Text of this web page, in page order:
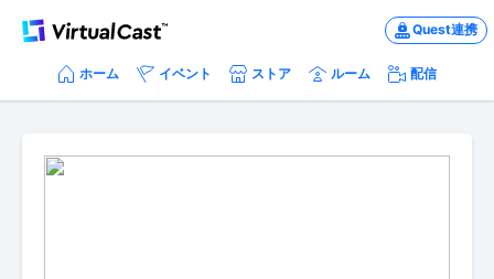
Quest連携
ホーム イベント ストア ルーム 配信